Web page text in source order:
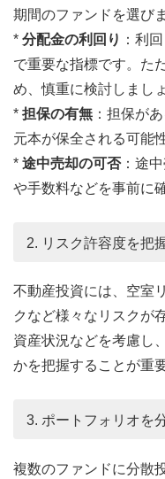
期間のファンドを選び
* 分配金の利回り ：利
で重要な指標です。た
め、慎重に検討しましょ
* 担保の有無 ：担保が
元本が保全される可能
* 途中売却の可否：途
や手数料などを事前に
2. リスク許容度を把
不動産投資には、空室
クなど様々なリスクが
資産状況などを考慮し
かを把握することが重
3. ポートフォリオを
複数のファンドに分散